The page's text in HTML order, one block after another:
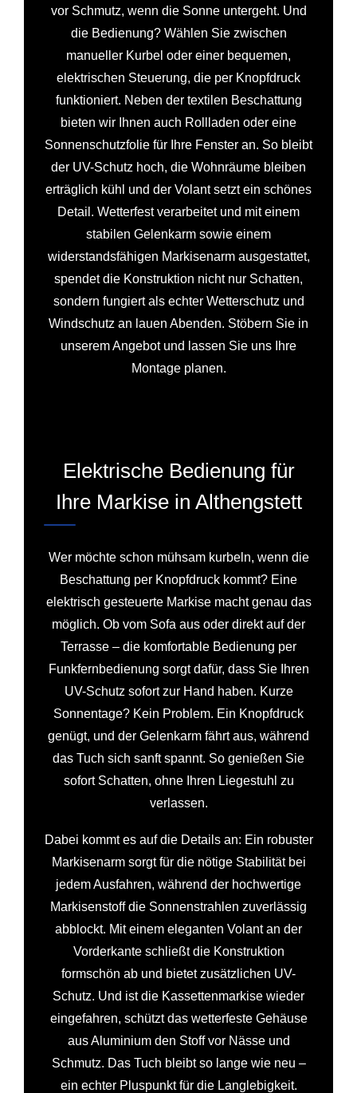
vor Schmutz, wenn die Sonne untergeht. Und
die Bedienung? Wählen Sie zwischen
manueller Kurbel oder einer bequemen,
elektrischen Steuerung, die per Knopfdruck
funktioniert. Neben der textilen Beschattung
bieten wir Ihnen auch Rollladen oder eine
Sonnenschutzfolie für Ihre Fenster an. So bleibt
der UV-Schutz hoch, die Wohnräume bleiben
erträglich kühl und der Volant setzt ein schönes
Detail. Wetterfest verarbeitet und mit einem
stabilen Gelenkarm sowie einem
widerstandsfähigen Markisenarm ausgestattet,
spendet die Konstruktion nicht nur Schatten,
sondern fungiert als echter Wetterschutz und
Windschutz an lauen Abenden. Stöbern Sie in
unserem Angebot und lassen Sie uns Ihre
Montage planen.
Elektrische Bedienung für
Ihre Markise in Althengstett
Wer möchte schon mühsam kurbeln, wenn die
Beschattung per Knopfdruck kommt? Eine
elektrisch gesteuerte Markise macht genau das
möglich. Ob vom Sofa aus oder direkt auf der
Terrasse – die komfortable Bedienung per
Funkfernbedienung sorgt dafür, dass Sie Ihren
UV-Schutz sofort zur Hand haben. Kurze
Sonnentage? Kein Problem. Ein Knopfdruck
genügt, und der Gelenkarm fährt aus, während
das Tuch sich sanft spannt. So genießen Sie
sofort Schatten, ohne Ihren Liegestuhl zu
verlassen.
Dabei kommt es auf die Details an: Ein robuster
Markisenarm sorgt für die nötige Stabilität bei
jedem Ausfahren, während der hochwertige
Markisenstoff die Sonnenstrahlen zuverlässig
abblockt. Mit einem eleganten Volant an der
Vorderkante schließt die Konstruktion
formschön ab und bietet zusätzlichen UV-
Schutz. Und ist die Kassettenmarkise wieder
eingefahren, schützt das wetterfeste Gehäuse
aus Aluminium den Stoff vor Nässe und
Schmutz. Das Tuch bleibt so lange wie neu –
ein echter Pluspunkt für die Langlebigkeit.